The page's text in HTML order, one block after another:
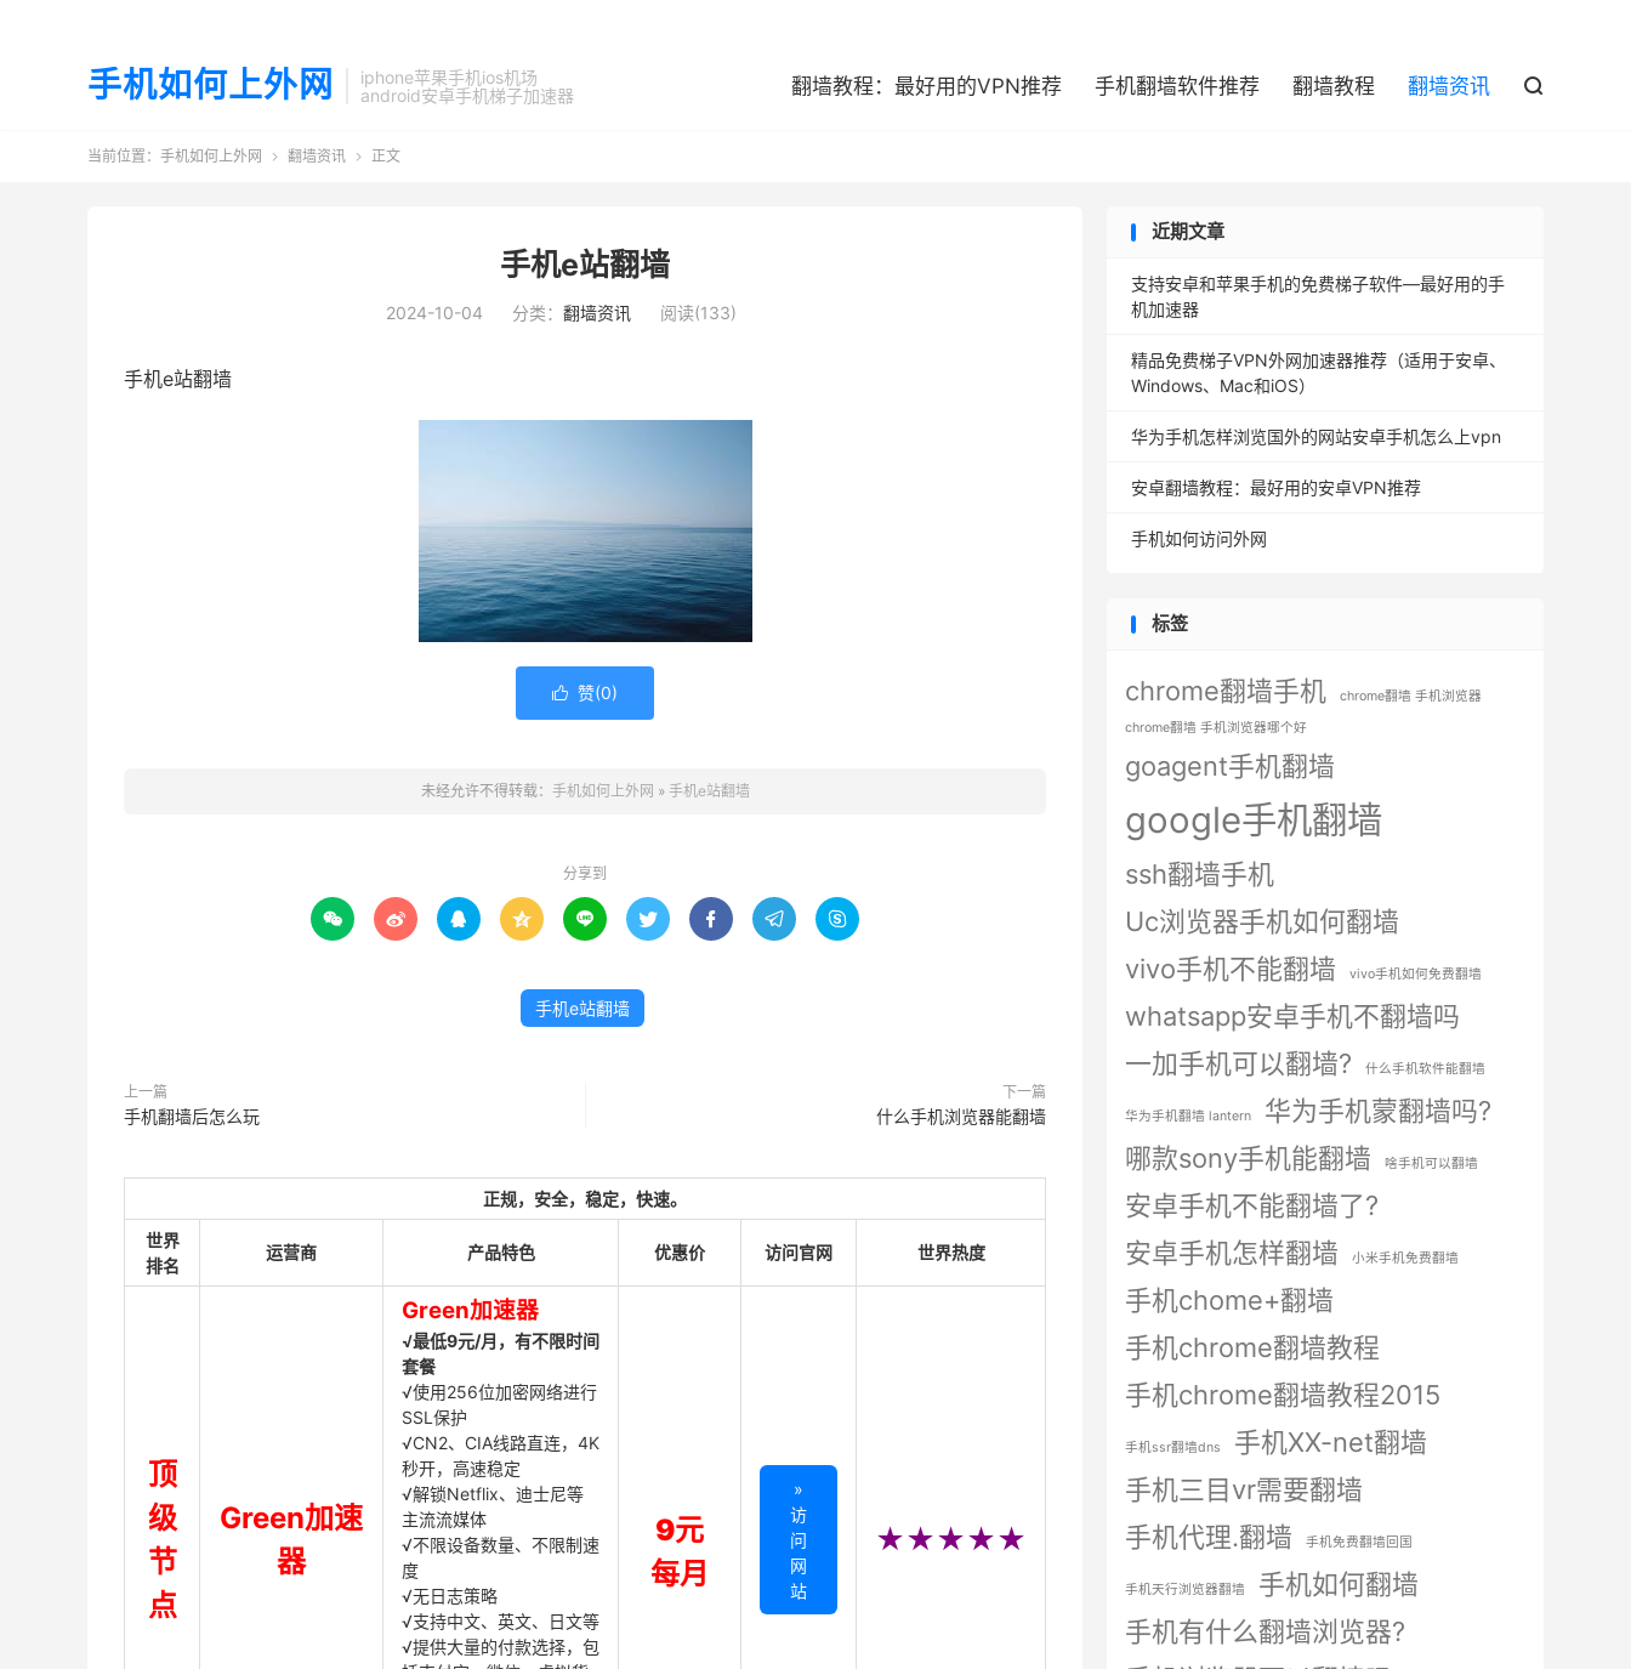
手机如何上外网
iphone苹果手机ios机场
android安卓手机梯子加速器
翻墙教程：最好用的VPN推荐 手机翻墙软件推荐 翻墙教程 翻墙资讯 
当前位置： 手机如何上外网  翻墙资讯  正文
手机e站翻墙
2024-10-04 分类： 翻墙资讯 阅读(133)
手机e站翻墙
 赞(0)
未经允许不得转载： 手机如何上外网 » 手机e站翻墙
分享到
        
手机e站翻墙
上一篇
手机翻墙后怎么玩
下一篇
什么手机浏览器能翻墙
正规，安全，稳定，快速。
世界
排名
运营商 产品特色 优惠价 访问官网 世界热度
顶
级
节
点
Green加速
器
Green加速器
√最低9元/月，有不限时间
套餐
√使用256位加密网络进行
SSL保护
√CN2、CIA线路直连，4K
秒开，高速稳定
√解锁Netflix、迪士尼等
主流流媒体
√不限设备数量、不限制速
度
√无日志策略
√支持中文、英文、日文等
√提供大量的付款选择，包
9元
每月
»
访
问
网
站
★★★★★
近期文章
支持安卓和苹果手机的免费梯子软件—最好用的手
机加速器
精品免费梯子VPN外网加速器推荐（适用于安卓、
Windows、Mac和iOS）
华为手机怎样浏览国外的网站安卓手机怎么上vpn
安卓翻墙教程：最好用的安卓VPN推荐
手机如何访问外网
标签
chrome翻墙手机
chrome翻墙 手机浏览器
chrome翻墙 手机浏览器哪个好
goagent手机翻墙
google手机翻墙
ssh翻墙手机
Uc浏览器手机如何翻墙
vivo手机不能翻墙
vivo手机如何免费翻墙
whatsapp安卓手机不翻墙吗
一加手机可以翻墙?
什么手机软件能翻墙
华为手机翻墙 lantern
华为手机蒙翻墙吗?
哪款sony手机能翻墙
啥手机可以翻墙
安卓手机不能翻墙了?
安卓手机怎样翻墙
小米手机免费翻墙
手机chome+翻墙
手机chrome翻墙教程
手机chrome翻墙教程2015
手机ssr翻墙dns
手机XX-net翻墙
手机三目vr需要翻墙
手机代理.翻墙
手机免费翻墙回国
手机天行浏览器翻墙
手机如何翻墙
手机有什么翻墙浏览器?